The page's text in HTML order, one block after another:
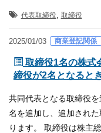
代表取締役, 取締役
2025/01/03 商業登記関係
取締役1名の株式
締役が2名となると
共同代表となる取締役
名を追加し、追加され
ります。 取締役は株主